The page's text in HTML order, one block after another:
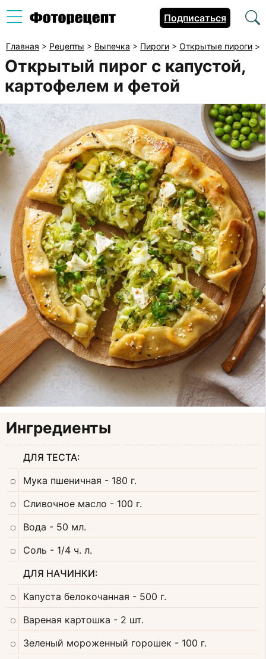
Подписаться
Главная > Рецепты > Выпечка > Пироги > Открытые пироги >
Открытый пирог с капустой,
картофелем и фетой
Ингредиенты
ДЛЯ ТЕСТА:
Мука пшеничная - 180 г.
Сливочное масло - 100 г.
Вода - 50 мл.
Соль - 1/4 ч. л.
ДЛЯ НАЧИНКИ:
Капуста белокочанная - 500 г.
Вареная картошка - 2 шт.
Зеленый мороженный горошек - 100 г.